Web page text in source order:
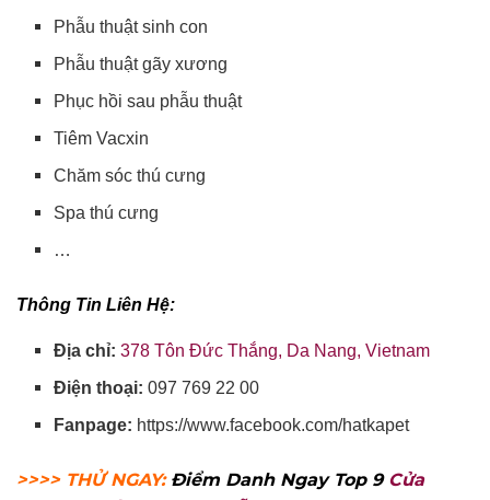
Phẫu thuật sinh con
Phẫu thuật gãy xương
Phục hồi sau phẫu thuật
Tiêm Vacxin
Chăm sóc thú cưng
Spa thú cưng
…
Thông Tin Liên Hệ:
Địa chỉ: 378 Tôn Đức Thắng, Da Nang, Vietnam
Điện thoại: 097 769 22 00
Fanpage: https://www.facebook.com/hatkapet
>>>> THỬ NGAY: Điểm Danh Ngay Top 9 Cửa